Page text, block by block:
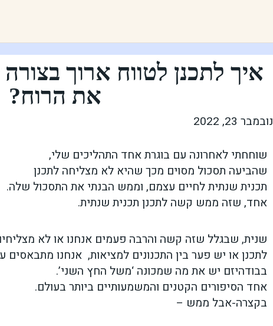
איך לתכנן לטווח ארוך
את הרוח?
נובמבר 23, 2022
שוחחתי לאחרונה עם בוגרת אחד התהליכים שלי,
שהביעה תסכול מסוים מכך שהיא לא מצליחה לתכנן
תכנית שנתית לחיים עצמם, וממש הבנתי את התסכול שלה.
אחד, שזה ממש קשה לתכנן תכנית שנתית.
שנית, שבגלל שזה קשה והרבה פעמים אנחנו או לא
לתכנן או יש פער בין התכנונים למציאות, אנחנו מתבאסים
בבודהיזם יש את מה שמכונה ‘משל החץ השני’.
אחד הסיפורים הקטנים והמשמעותיים ביותר בעולם.
בקצרה-אבל ממש –